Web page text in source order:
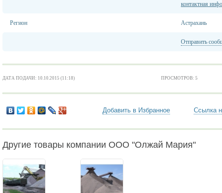
контактная
Регион Астрахань
Отправить
ДАТА ПОДАЧИ: 10.10.2015 (11:18) ПРОСМОТРОВ: 5
Добавить в Избранное Ссылка
Другие товары компании ООО "Олжай Мария"